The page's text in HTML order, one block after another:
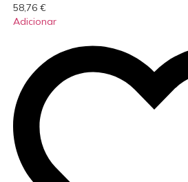
58,76 €
Adicionar